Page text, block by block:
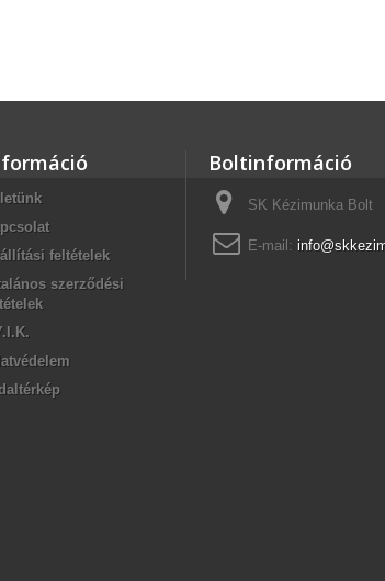
feltételek
szerződési
Boltinformáció
SK Kézimunka Bolt
E-mail: